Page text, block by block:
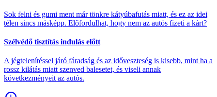
Sok felni és gumi ment már tönkre kátyúbafutás miatt, és ez az idei
télen sincs másképp. Előfordulhat, hogy nem az autós fizeti a kárt?
Szélvédő tisztítás indulás előtt
A jégtelenítéssel járó fáradság és az időveszteség is kisebb, mint ha a
rossz kilátás miatt szenved balesetet, és viseli annak
következményeit az autós.